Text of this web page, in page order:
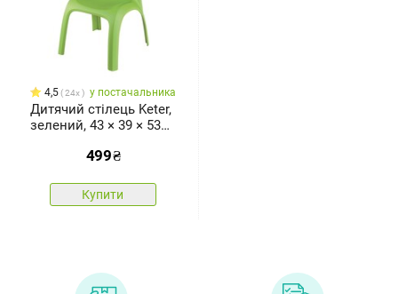
4,5 24x у постачальника
Дитячий стілець Keter,
зелений, 43 × 39 × 53
499₴
Купити